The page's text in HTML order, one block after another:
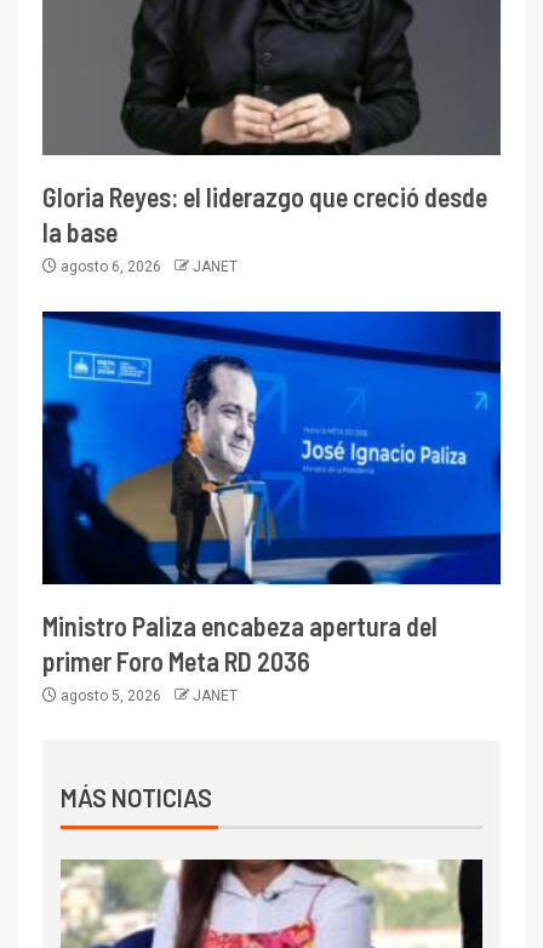
Gloria Reyes: el liderazgo que creció desde
la base
agosto 6, 2026 JANET
Ministro Paliza encabeza apertura del
primer Foro Meta RD 2036
agosto 5, 2026 JANET
MÁS NOTICIAS